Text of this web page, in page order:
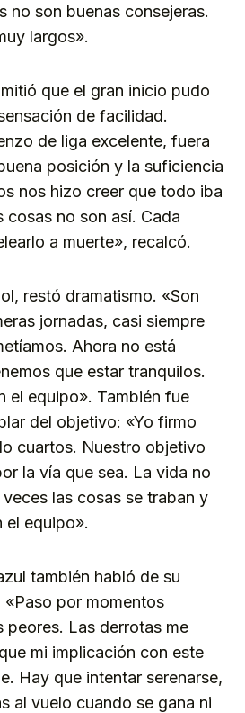
no son buenas consejeras.
largos».
que el gran inicio pudo
de facilidad.
de liga excelente, fuera
posición y la suficiencia
nos hizo creer que todo iba
cosas no son así. Cada
a muerte», recalcó.
restó dramatismo. «Son
jornadas, casi siempre
Ahora no está
que estar tranquilos.
el equipo». También fue
del objetivo: «Yo firmo
cuartos. Nuestro objetivo
la vía que sea. La vida no
las cosas se traban y
el equipo».
también habló de su
por momentos
Las derrotas me
mi implicación con este
Hay que intentar serenarse,
al vuelo cuando se gana ni